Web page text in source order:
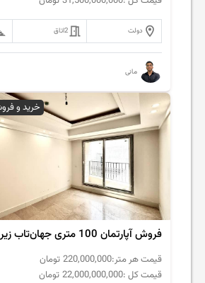
دولت 2اتاق
مانی
خرید و
فروش آپارتمان 100 متری جهان‌تاب زیر قیمت منطقه
قیمت هر متر:220,000,000 تومان
قیمت کل :22,000,000,000 تومان